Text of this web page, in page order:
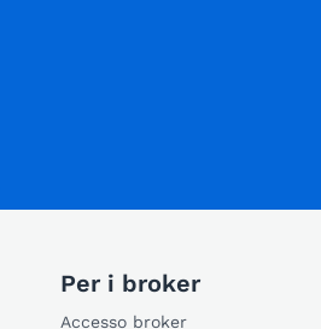
Per i broker
Accesso broker